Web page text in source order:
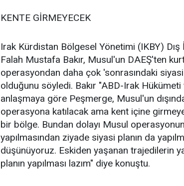
KENTE GİRMEYECEK
Irak Kürdistan Bölgesel Yönetimi (IKBY) Dış
Falah Mustafa Bakır, Musul'un DAEŞ'ten
operasyondan daha çok 'sonrasındaki
olduğunu söyledi. Bakır "ABD-Irak Hükümeti
anlaşmaya göre Peşmerge, Musul'un
operasyona katılacak ama kent içine
bir bölge. Bundan dolayı Musul
yapılmasından ziyade siyasi planın da
düşünüyoruz. Eskiden yaşanan trajedilerin
planın yapılması lazım" diye konuştu.